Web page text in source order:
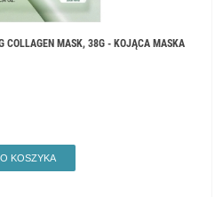
COLLAGEN MASK, 38G - KOJĄCA MASKA
KOSZYKA